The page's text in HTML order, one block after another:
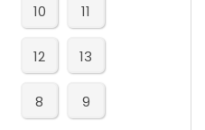
10 11
12 13
8 9